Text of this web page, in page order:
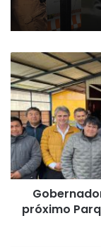
G
o
b
e
r
n
a
d
o
próximo